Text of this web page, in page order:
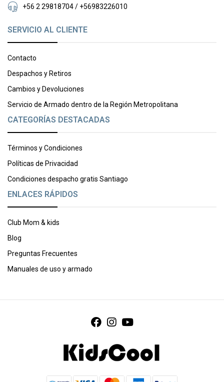
+56 2 29818704 / +56983226010
SERVICIO AL CLIENTE
Contacto
Despachos y Retiros
Cambios y Devoluciones
Servicio de Armado dentro de la Región Metropolitana
CATEGORÍAS DESTACADAS
Términos y Condiciones
Políticas de Privacidad
Condiciones despacho gratis Santiago
ENLACES RÁPIDOS
Club Mom & kids
Blog
Preguntas Frecuentes
Manuales de uso y armado